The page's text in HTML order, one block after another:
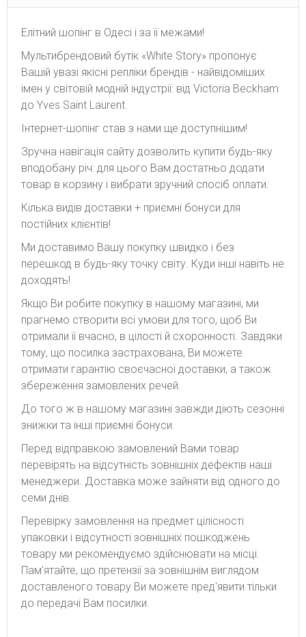
Елітний шопінг в Одесі і за її межами!
Мультибрендовий бутік «White Story» пропонує
Вашій увазі якісні репліки брендів - найвідоміших
імен у світовій модній індустрії: від Victoria Beckham
до Yves Saint Laurent.
Інтернет-шопінг став з нами ще доступнішим!
Зручна навігація сайту дозволить купити будь-яку
вподобану річ: для цього Вам достатньо додати
товар в корзину і вибрати зручний спосіб оплати.
Кілька видів доставки + приємні бонуси для
постійних клієнтів!
Ми доставимо Вашу покупку швидко і без
перешкод в будь-яку точку світу. Куди інші навіть не
доходять!
Якщо Ви робите покупку в нашому магазині, ми
прагнемо створити всі умови для того, щоб Ви
отримали її вчасно, в цілості й схоронності. Завдяки
тому, що посилка застрахована, Ви можете
отримати гарантію своєчасної доставки, а також
збереження замовлених речей.
До того ж в нашому магазині завжди діють сезонні
знижки та інші приємні бонуси.
Перед відправкою замовлений Вами товар
перевірять на відсутність зовнішніх дефектів наші
менеджери. Доставка може зайняти від одного до
семи днів.
Перевірку замовлення на предмет цілісності
упаковки і відсутності зовнішніх пошкоджень
товару ми рекомендуємо здійснювати на місці.
Пам'ятайте, що претензії за зовнішнім виглядом
доставленого товару Ви можете пред'явити тільки
до передачі Вам посилки.